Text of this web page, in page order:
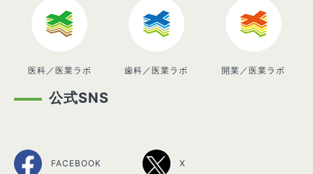
医科／医業ラボ 歯科／医業ラボ 開業／医業ラボ
公式SNS
FACEBOOK X